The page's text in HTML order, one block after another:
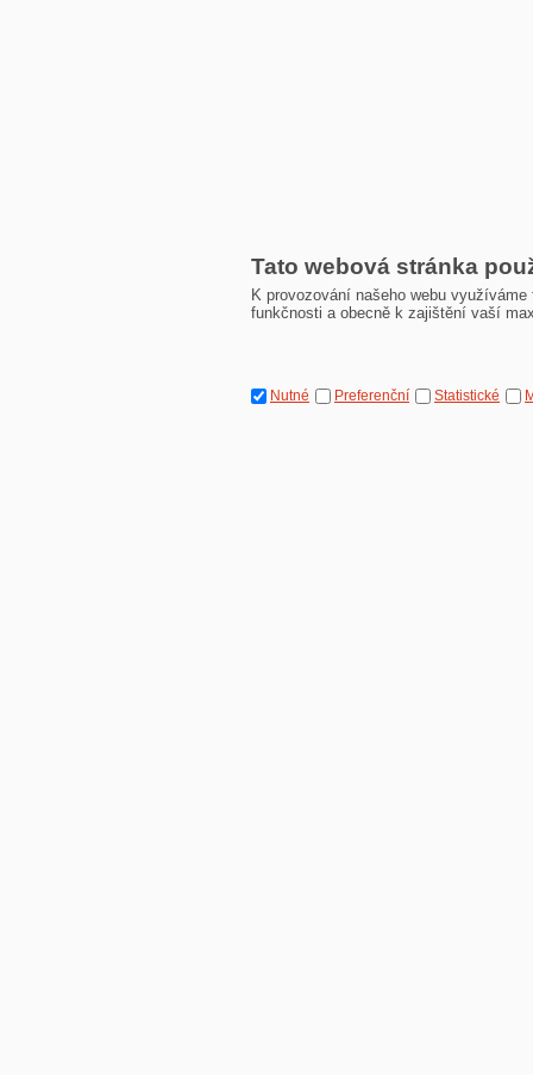
Tato webová stránka
K provozování našeho webu
funkčnosti a obecně k zajištění vaší
Nutné Preferenční Statistické